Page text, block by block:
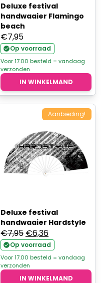
Deluxe festival
handwaaier Flamingo
beach
€7,95
Op voorraad
Voor 17.00 besteld = vandaag
verzonden
IN WINKELMAND
Aanbieding!
Deluxe festival
handwaaier Hardstyle
€7,95 Oorspronkelijke
prijs
was:
€7,95.
€6,36Huidige
prijs
is:
€6,36.
Op voorraad
Voor 17.00 besteld = vandaag
verzonden
IN WINKELMAND